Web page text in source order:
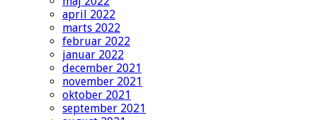
april 2022
marts 2022
februar 2022
januar 2022
december 2021
november 2021
oktober 2021
september 2021